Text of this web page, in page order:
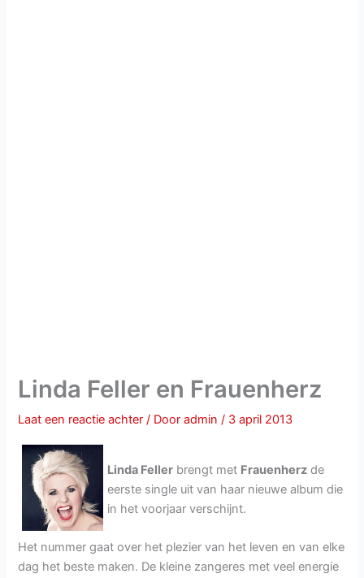
Linda Feller en Frauenherz
Laat een reactie achter / Dooradmin/ 3 april 2013
Linda Feller brengt met Frauenherz de
eerste single uit van haar nieuwe album die
in het voorjaar verschijnt.
Het nummer gaat over het plezier van het leven en van elke
dag het beste maken. De kleine zangeres met veel energie